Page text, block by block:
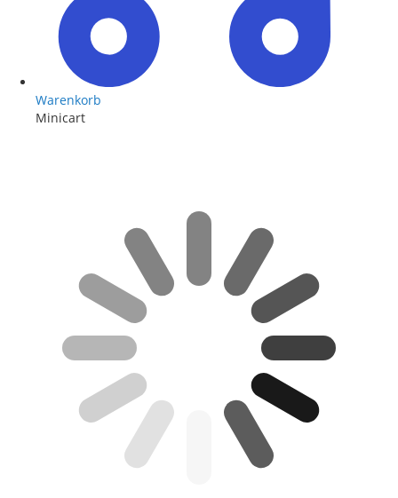
Warenkorb
Minicart